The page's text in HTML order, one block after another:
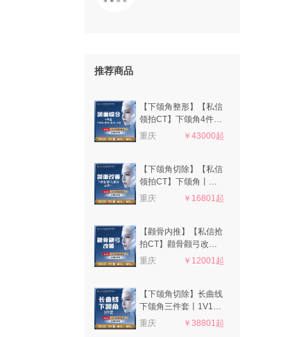
推荐商品
【下颌角整形】【私信
领拍CT】下颌角4件套
丨颧骨内推/颧弓降低/
重庆 ￥43000起
【下颌角切除】【私信
领拍CT】下颌角丨颧
骨丨颧弓丨三选一项目
重庆 ￥16801起
【颧骨内推】【私信抢
拍CT】颧骨颧弓改善
丨私信了解治疗方案丨
重庆 ￥12001起
【下颌角切除】长曲线
下颌角三件套丨1V1面
诊丨私信了解治疗方案
重庆 ￥38801起